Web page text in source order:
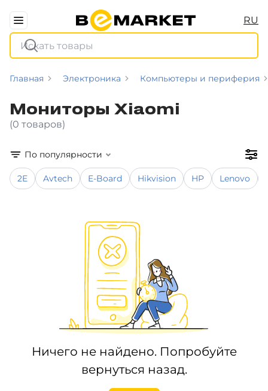
RU
Главная Электроника Компьютеры и периферия
Мониторы Xiaomi
(0 товаров)
По популярности
2E Avtech E-Board Hikvision HP Lenovo
Ничего не найдено. Попробуйте
вернуться назад.